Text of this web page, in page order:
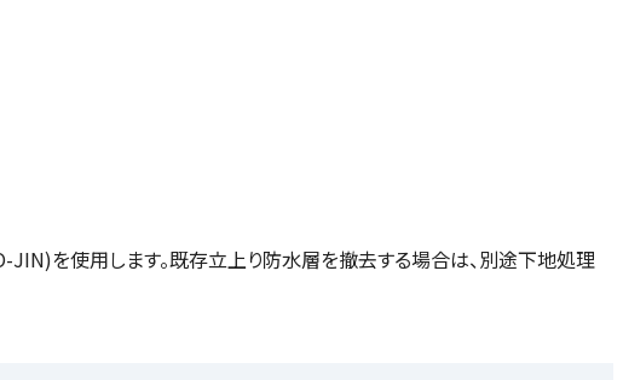
JIN)を使用します。既存立上り防水層を撤去する場合は、別途下地処理